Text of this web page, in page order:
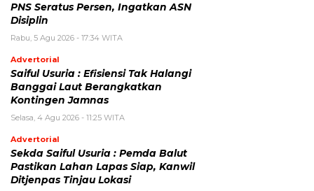
PNS Seratus Persen, Ingatkan ASN
Disiplin
Rabu, 5 Agu 2026 - 17:34 WITA
Advertorial
Saiful Usuria : Efisiensi Tak Halangi
Banggai Laut Berangkatkan
Kontingen Jamnas
Selasa, 4 Agu 2026 - 11:25 WITA
Advertorial
Sekda Saiful Usuria : Pemda Balut
Pastikan Lahan Lapas Siap, Kanwil
Ditjenpas Tinjau Lokasi